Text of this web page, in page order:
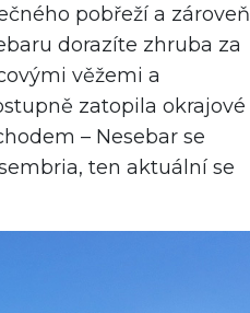
pobřeží a zároveň
dorazíte zhruba za
věžemi a
zatopila okrajové
– Nesebar se
ten aktuální se